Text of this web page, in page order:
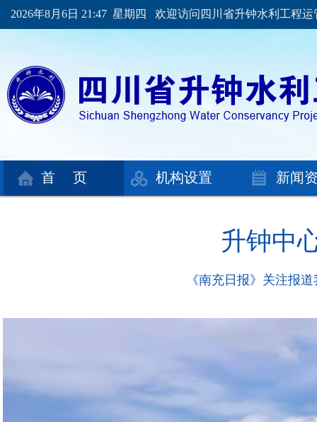
2026年8月6日 21:47 星期四 欢迎访问四川省升钟水利工程运
首 页 机构设置 新闻
升钟中
《南充日报》关注报